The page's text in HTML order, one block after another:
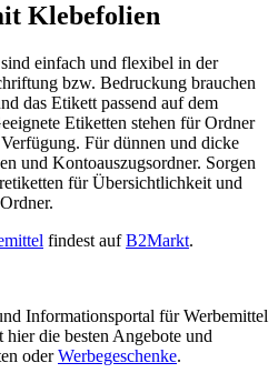
Klebefolien
einfach und flexibel in der
bzw. Bedruckung brauchen
das Etikett passend auf dem
Etiketten stehen für Ordner
Für dünnen und dicke
und Kontoauszugsordner. Sorgen
für Übersichtlichkeit und
findest aufB2Markt.
Informationsportal für Werbemittel
hier die besten Angebote und
oderWerbegeschenke.